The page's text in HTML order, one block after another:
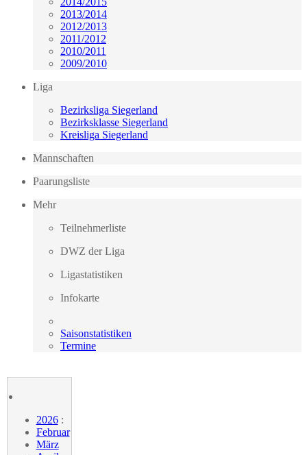
2013/2014
2012/2013
2011/2012
2010/2011
2009/2010
Liga
Bezirksliga Siegerland
Bezirksklasse Siegerland
Kreisliga Siegerland
Mannschaften
Paarungsliste
Mehr
Teilnehmerliste
DWZ der Liga
Ligastatistiken
Infokarte
Saisonstatistiken
Termine
2026:
Februar
März